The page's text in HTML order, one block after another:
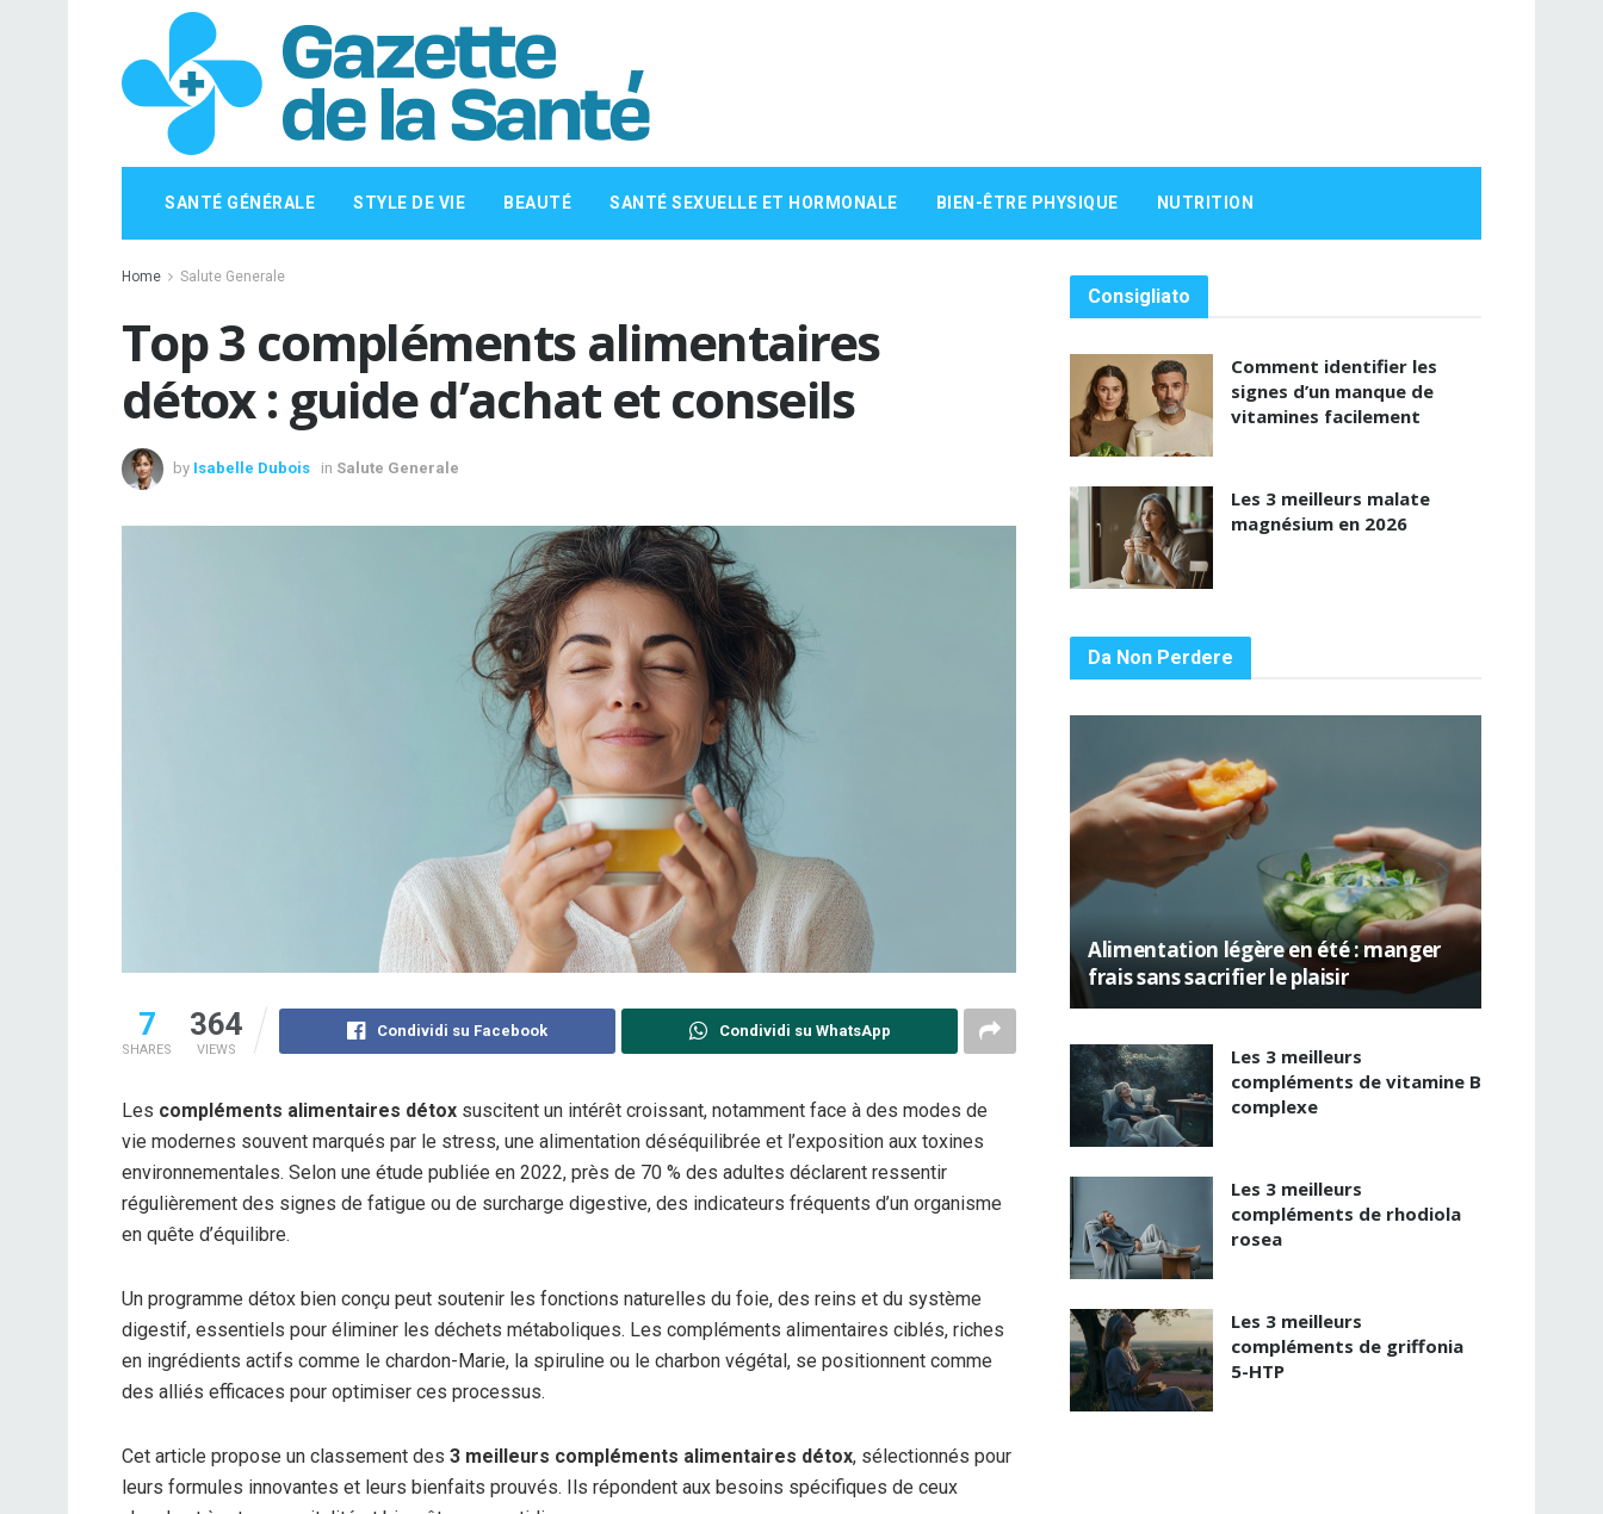
SANTÉ GÉNÉRALE STYLE DE VIE BEAUTÉ SANTÉ SEXUELLE ET HORMONALE BIEN-ÊTRE PHYSIQUE NUTRITION
Home Salute Generale
Top 3 compléments alimentaires
détox : guide d’achat et conseils
by Isabelle Dubois in Salute Generale
7
SHARES
364
VIEWS
Condividi su Facebook Condividi su WhatsApp
Les compléments alimentaires détox suscitent un intérêt croissant, notamment face à des modes de
vie modernes souvent marqués par le stress, une alimentation déséquilibrée et l’exposition aux toxines
environnementales. Selon une étude publiée en 2022, près de 70 % des adultes déclarent ressentir
régulièrement des signes de fatigue ou de surcharge digestive, des indicateurs fréquents d’un organisme
en quête d’équilibre.
Un programme détox bien conçu peut soutenir les fonctions naturelles du foie, des reins et du système
digestif, essentiels pour éliminer les déchets métaboliques. Les compléments alimentaires ciblés, riches
en ingrédients actifs comme le chardon-Marie, la spiruline ou le charbon végétal, se positionnent comme
des alliés efficaces pour optimiser ces processus.
Cet article propose un classement des 3 meilleurs compléments alimentaires détox, sélectionnés pour
leurs formules innovantes et leurs bienfaits prouvés. Ils répondent aux besoins spécifiques de ceux
Consigliato
Comment identifier les
signes d’un manque de
vitamines facilement
Les 3 meilleurs malate
magnésium en 2026
Da Non Perdere
Alimentation légère en été : manger
frais sans sacrifier le plaisir
Les 3 meilleurs
compléments de vitamine B
complexe
Les 3 meilleurs
compléments de rhodiola
rosea
Les 3 meilleurs
compléments de griffonia
5-HTP